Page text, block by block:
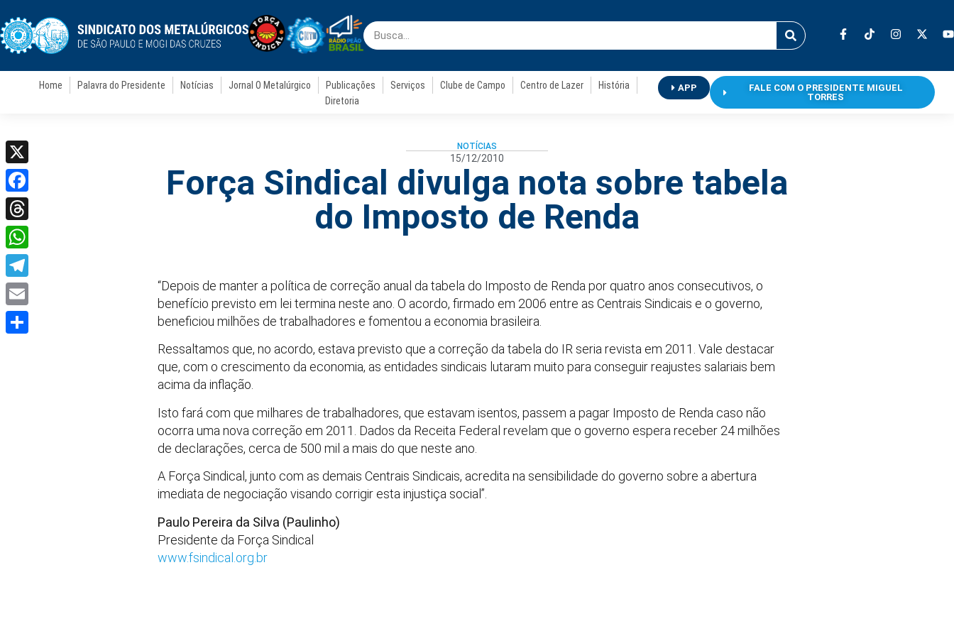
Home Palavra do Presidente Notícias Jornal O Metalúrgico Publicações Serviços Clube de Campo Centro de Lazer
História
Diretoria
APP
FALE COM O PRESIDENTE MIGUEL
TORRES
NOTÍCIAS
15/12/2010
Força Sindical divulga nota sobre tabela
do Imposto de Renda
“Depois de manter a política de correção anual da tabela do Imposto de Renda por quatro anos consecutivos, o
benefício previsto em lei termina neste ano. O acordo, firmado em 2006 entre as Centrais Sindicais e o governo,
beneficiou milhões de trabalhadores e fomentou a economia brasileira.
Ressaltamos que, no acordo, estava previsto que a correção da tabela do IR seria revista em 2011. Vale destacar
que, com o crescimento da economia, as entidades sindicais lutaram muito para conseguir reajustes salariais bem
acima da inflação.
Isto fará com que milhares de trabalhadores, que estavam isentos, passem a pagar Imposto de Renda caso não
ocorra uma nova correção em 2011. Dados da Receita Federal revelam que o governo espera receber 24 milhões
de declarações, cerca de 500 mil a mais do que neste ano.
A Força Sindical, junto com as demais Centrais Sindicais, acredita na sensibilidade do governo sobre a abertura
imediata de negociação visando corrigir esta injustiça social”.
Paulo Pereira da Silva (Paulinho)
Presidente da Força Sindical
www.fsindical.org.br
X
Facebook
Threads
WhatsApp
Telegram
Email